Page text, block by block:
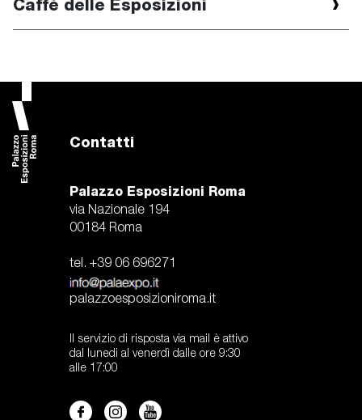
Caffè delle Esposizioni
Contatti
Palazzo Esposizioni Roma
via Nazionale 194
00184 Roma
tel. +39 06 696271
palazzoesposizioniroma.it
Il servizio di risposta via mail è attivo
dal lunedi al venerdì dalle ore 9:30
alle 17:00